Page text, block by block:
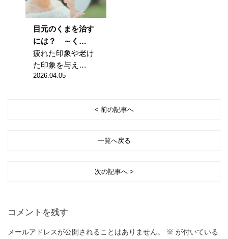
目元のくまを治す
には？ ～く…
疲れた印象や老け
た印象を与え…
2026.04.05
< 前の記事へ
一覧へ戻る
次の記事へ >
コメントを残す
メールアドレスが公開されることはありません。 ※ が付いている